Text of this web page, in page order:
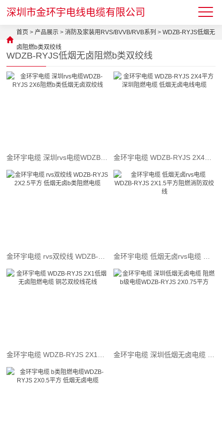
深圳市金环宇电线电缆有限公司
首页 >产品展示 >消防及家装用RVS/BVVB/RVB系列 >WDZB-RYJS低烟无
卤阻燃b类双绞线
WDZB-RYJS低烟无卤阻燃b类双绞线
金环宇电缆 深圳rvs电缆WDZB-RYJS 2X6阻燃b类低烟无卤双绞线 金环宇电缆 WDZB-RYJS 2X4平方 深圳阻燃电缆 低烟无卤电线电缆